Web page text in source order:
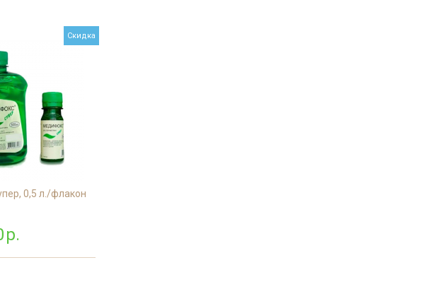
мясной промышленности
Дезинфекция пищевых
предприятий
Обработка аптек
Дезинфекция ферм
Скидка
0,5 л./флакон
р.